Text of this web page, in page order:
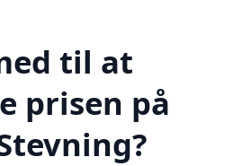
til at
prisen på